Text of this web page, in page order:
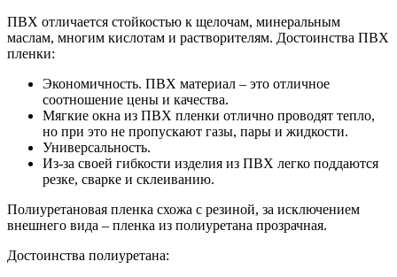
ПВХ отличается стойкостью к щелочам, минеральным
маслам, многим кислотам и растворителям. Достоинства ПВХ
пленки:
Экономичность. ПВХ материал – это отличное
соотношение цены и качества.
Мягкие окна из ПВХ пленки отлично проводят тепло,
но при это не пропускают газы, пары и жидкости.
Универсальность.
Из-за своей гибкости изделия из ПВХ легко поддаются
резке, сварке и склеиванию.
Полиуретановая пленка схожа с резиной, за исключением
внешнего вида – пленка из полиуретана прозрачная.
Достоинства полиуретана: